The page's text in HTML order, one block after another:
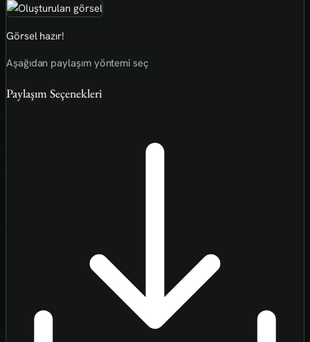
Görsel hazır!
Aşağıdan paylaşım yöntemi seç
Paylaşım Seçenekleri